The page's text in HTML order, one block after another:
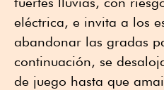
eléctrica, e invita a los
abandonar las gradas
continuación, se
de juego hasta que